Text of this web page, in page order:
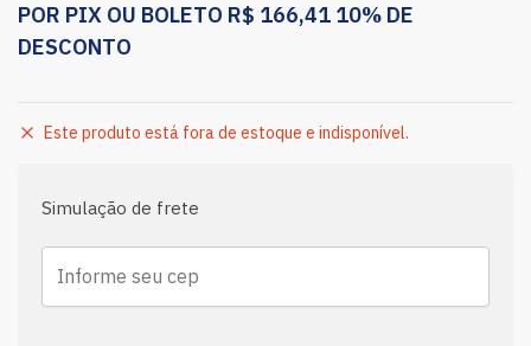
POR PIX OU BOLETO R$ 166,41 10% DE
DESCONTO
Este produto está fora de estoque e indisponível.
Simulação de frete